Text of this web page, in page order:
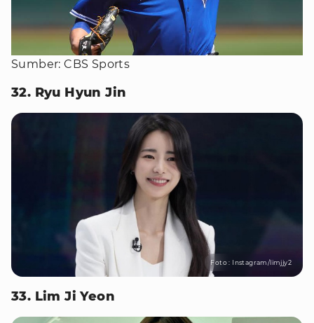
Sumber: CBS Sports
32. Ryu Hyun Jin
Foto : Instagram/limjjy2
33. Lim Ji Yeon